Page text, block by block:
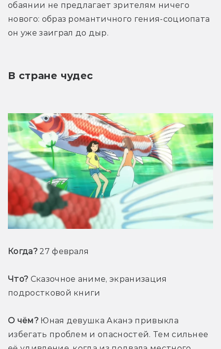
обаянии не предлагает зрителям ничего
нового: образ романтичного гения-социопата
он уже заиграл до дыр.
В стране чудес
Когда? 27 февраля
Что? Сказочное аниме, экранизация
подростковой книги
О чём? Юная девушка Аканэ привыкла
избегать проблем и опасностей. Тем сильнее